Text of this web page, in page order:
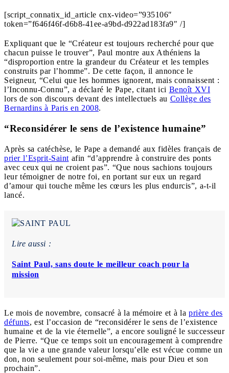
[script_connatix_id_article cnx-video=”935106″
token=”f646f46f-d6b8-41ee-a9bd-d922ad183fa9″ /]
Expliquant que le “Créateur est toujours recherché pour que
chacun puisse le trouver”, Paul montre aux Athéniens la
“disproportion entre la grandeur du Créateur et les temples
construits par l’homme”. De cette façon, il annonce le
Seigneur, “Celui que les hommes ignorent, mais connaissent :
l’Inconnu-Connu”, a déclaré le Pape, citant ici Benoît XVI
lors de son discours devant des intellectuels au Collège des
Bernardins à Paris en 2008.
“Reconsidérer le sens de l’existence humaine”
Après sa catéchèse, le Pape a demandé aux fidèles français de
prier l’Esprit-Saint afin “d’apprendre à construire des ponts
avec ceux qui ne croient pas”. “Que nous sachions toujours
leur témoigner de notre foi, en portant sur eux un regard
d’amour qui touche même les cœurs les plus endurcis”, a-t-il
lancé.
Lire aussi :
Saint Paul, sans doute le meilleur coach pour la
mission
Le mois de novembre, consacré à la mémoire et à la prière des
défunts, est l’occasion de “reconsidérer le sens de l’existence
humaine et de la vie éternelle”, a encore souligné le successeur
de Pierre. “Que ce temps soit un encouragement à comprendre
que la vie a une grande valeur lorsqu’elle est vécue comme un
don, non seulement pour soi-même, mais pour Dieu et son
prochain”.